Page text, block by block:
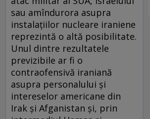
sau amîndurora asupra
instalaţiilor nucleare iraniene
reprezintă o altă posibilitate.
Unul dintre rezultatele
previzibile ar fi o
contraofensivă iraniană
asupra personalului şi
intereselor americane din
Irak şi Afganistan şi, prin